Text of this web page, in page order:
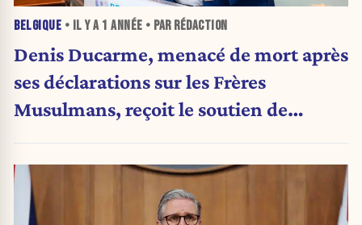
BELGIQUE • IL Y A 1 ANNÉE • PAR RÉDACTION
Denis Ducarme, menacé de mort après
ses déclarations sur les Frères
Musulmans, reçoit le soutien de